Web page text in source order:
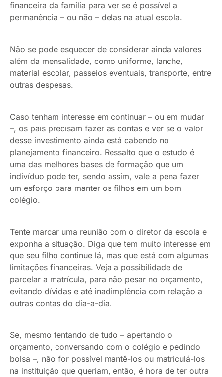
financeira da família para ver se é possível a
permanência – ou não – delas na atual escola.
Não se pode esquecer de considerar ainda valores
além da mensalidade, como uniforme, lanche,
material escolar, passeios eventuais, transporte, entre
outras despesas.
Caso tenham interesse em continuar – ou em mudar
–, os pais precisam fazer as contas e ver se o valor
desse investimento ainda está cabendo no
planejamento financeiro. Ressalto que o estudo é
uma das melhores bases de formação que um
indivíduo pode ter, sendo assim, vale a pena fazer
um esforço para manter os filhos em um bom
colégio.
Tente marcar uma reunião com o diretor da escola e
exponha a situação. Diga que tem muito interesse em
que seu filho continue lá, mas que está com algumas
limitações financeiras. Veja a possibilidade de
parcelar a matrícula, para não pesar no orçamento,
evitando dívidas e até inadimplência com relação a
outras contas do dia-a-dia.
Se, mesmo tentando de tudo – apertando o
orçamento, conversando com o colégio e pedindo
bolsa –, não for possível mantê-los ou matriculá-los
na instituição que queriam, então, é hora de ter outra